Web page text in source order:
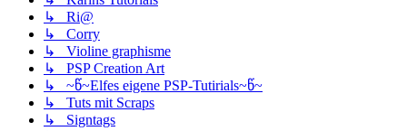
↳ Ri@
↳ Corry
↳ Violine graphisme
↳ PSP Creation Art
↳ ~წ~Elfes eigene PSP-Tutirials~წ~
↳ Tuts mit Scraps
↳ Signtags